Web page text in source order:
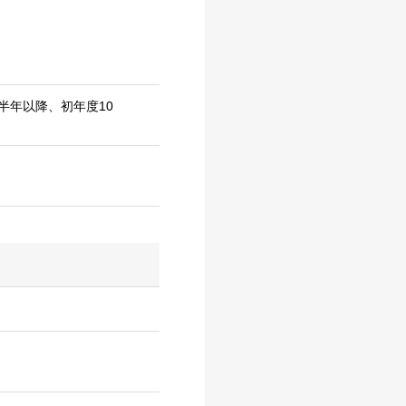
年以降、初年度10